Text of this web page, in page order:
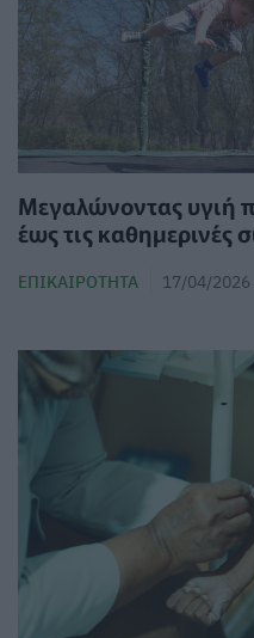
Μεγαλώνοντας υγιή
έως τις καθημερινές
ΕΠΙΚΑΙΡΌΤΗΤΑ 17/04/2026